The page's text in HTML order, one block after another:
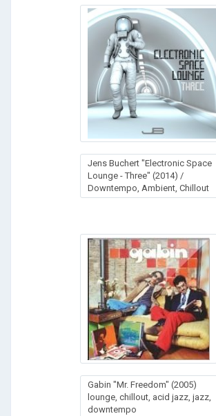
Jens Buchert "Electronic Space
Lounge - Three" (2014) /
Downtempo, Ambient, Chillout
Gabin "Mr. Freedom" (2005)
lounge, chillout, acid jazz, jazz,
downtempo